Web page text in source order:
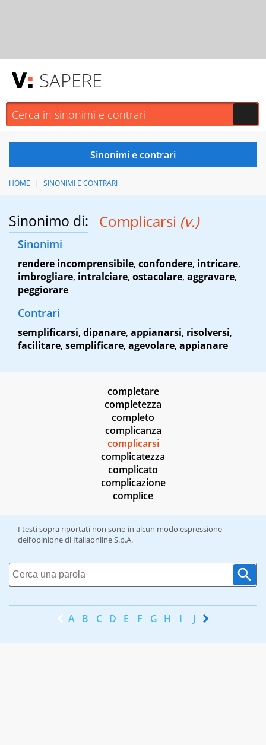
SAPERE
HOME SINONIMI E CONTRARI
Sinonimo di: Complicarsi (v.)
Sinonimi
rendere incomprensibile, confondere, intricare,
imbrogliare, intralciare, ostacolare, aggravare,
peggiorare
Contrari
semplificarsi, dipanare, appianarsi, risolversi,
facilitare, semplificare, agevolare, appianare
completare
completezza
completo
complicanza
complicarsi
complicatezza
complicato
complicazione
complice
I testi sopra riportati non sono in alcun modo espressione
dell’opinione di Italiaonline S.p.A.
A B C D E F G H I J K